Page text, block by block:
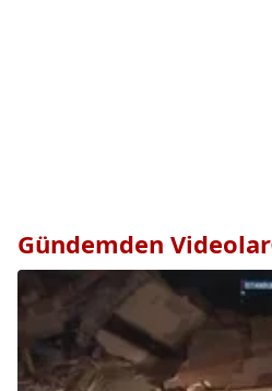
Gündemden Videolar